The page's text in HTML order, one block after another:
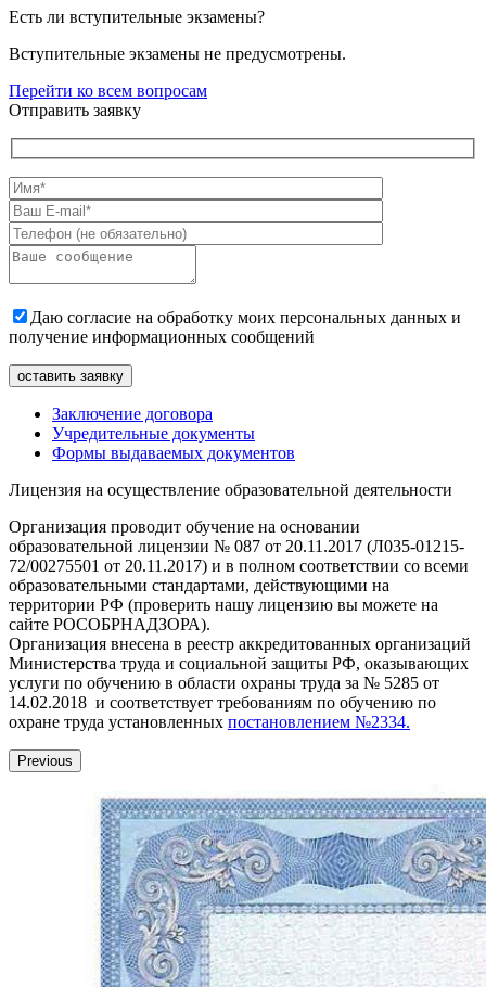
Есть ли вступительные экзамены?
Вступительные экзамены не предусмотрены.
Перейти ко всем вопросам
Отправить заявку
Даю согласие на обработку моих персональных данных и
получение информационных сообщений
Заключение договора
Учредительные документы
Формы выдаваемых документов
Лицензия на осуществление образовательной деятельности
Организация проводит обучение на основании
образовательной лицензии № 087 от 20.11.2017 (Л035-01215-
72/00275501 от 20.11.2017) и в полном соответствии со всеми
образовательными стандартами, действующими на
территории РФ (проверить нашу лицензию вы можете на
сайте РОСОБРНАДЗОРА).
Организация внесена в реестр аккредитованных организаций
Министерства труда и социальной защиты РФ, оказывающих
услуги по обучению в области охраны труда за № 5285 от
14.02.2018 и соответствует требованиям по обучению по
охране труда установленных постановлением №2334.
Previous